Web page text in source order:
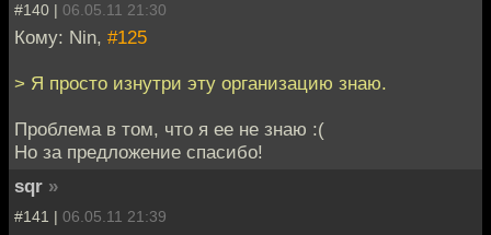
#140 | 06.05.11 21:30
Кому: Nin, #125
> Я просто изнутри эту организацию знаю.
Проблема в том, что я ее не знаю :(
Но за предложение спасибо!
sqr »
#141 | 06.05.11 21:39